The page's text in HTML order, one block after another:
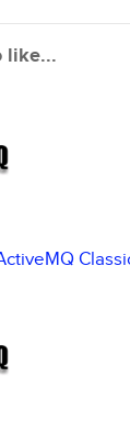
like...